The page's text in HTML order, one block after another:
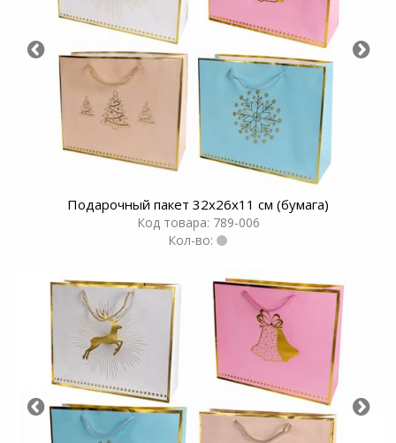
Подарочный пакет 32х26х11 см (бумага)
Код товара: 789-006
Кол-во: